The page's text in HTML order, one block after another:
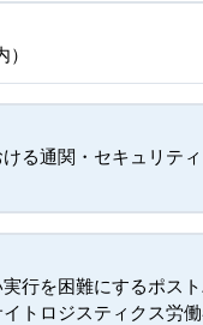
る通関・セキュリテ
行を困難にするポス
トロジスティクス労